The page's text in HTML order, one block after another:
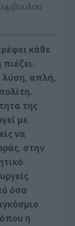
κάθε
λύση, απλή,
της
με
να
στην
όσα
η